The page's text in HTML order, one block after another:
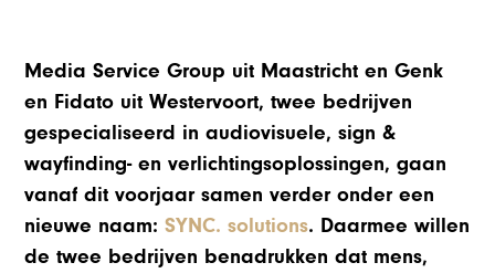
Media Service Group uit Maastricht en Genk
en Fidato uit Westervoort, twee bedrijven
gespecialiseerd in audiovisuele, sign &
wayfinding- en verlichtingsoplossingen, gaan
vanaf dit voorjaar samen verder onder een
nieuwe naam:SYNC. solutions. Daarmee willen
de twee bedrijven benadrukken dat mens,